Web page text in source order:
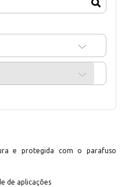
e protegida com o parafuso
de aplicações